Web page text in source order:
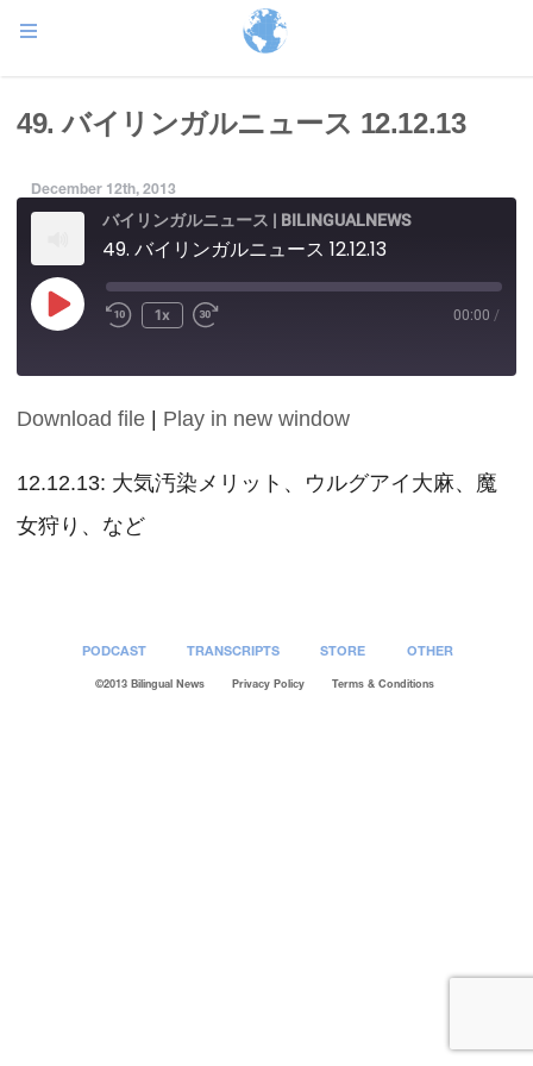
49. バイリンガルニュース 12.12.13
December 12th, 2013
バイリンガルニュース | BILINGUALNEWS
49. バイリンガルニュース 12.12.13
Play
Episode
1x 00:00 /
SHARE
LINK
EMBED
Download file Play in new window
12.12.13: 大気汚染メリット、ウルグアイ大麻、魔
女狩り、など
PODCAST TRANSCRIPTS STORE OTHER
©2013 Bilingual News Privacy Policy Terms & Conditions